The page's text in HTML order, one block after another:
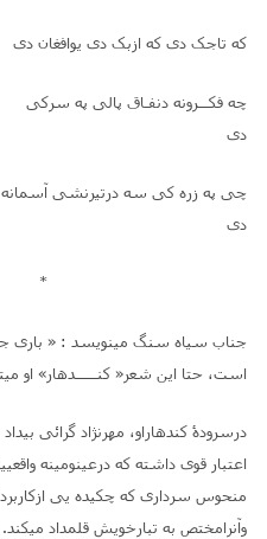
که تاجک دی که ازبک دی یوافغان دی
چه فکـــرونه دنفـاق پالی په سرکی
دی
چی په زره کی سه درتیرنشی آسمانه
دی
*
جناب سیاه سنگ مینویسد : « باری
است، حتا این شعر« کنــــــدهار» او
درسرودۀ کندهاراو، مهرنژاد گرائی
اعتبار قوی داشته که درعینومینه
منحوس سرداری که چکیده یی
وآنرامختص به تبارخویش قلمداد